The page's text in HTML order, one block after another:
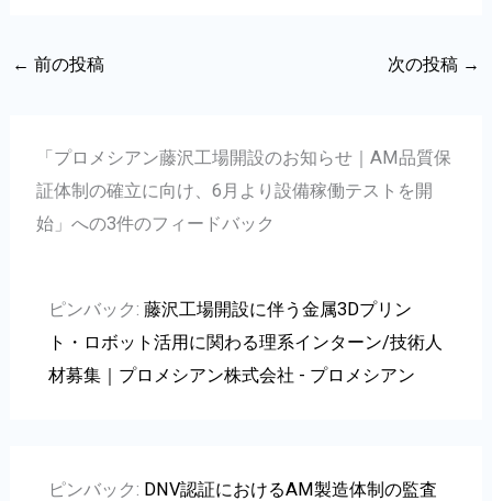
← 前の投稿 次の投稿 →
「プロメシアン藤沢工場開設のお知らせ｜AM品質保
証体制の確立に向け、6月より設備稼働テストを開
始」への3件のフィードバック
ピンバック: 藤沢工場開設に伴う金属3Dプリン
ト・ロボット活用に関わる理系インターン/技術人
材募集｜プロメシアン株式会社 - プロメシアン
ピンバック: DNV認証におけるAM製造体制の監査